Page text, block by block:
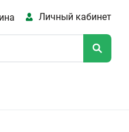
Личный кабинет